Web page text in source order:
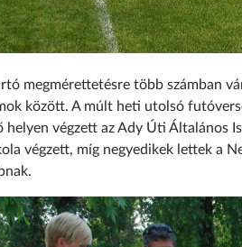
megmérettetésre több számban
között. A múlt heti utolsó
helyen végzett az Ady Úti Általános
végzett, míg negyedikek lettek a